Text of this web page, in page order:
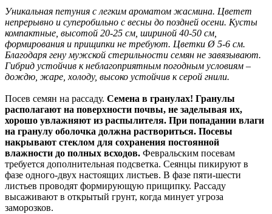
Уникальная петуния с легким ароматом жасмина. Цветет
непрерывно и суперобильно с весны до поздней осени. Кусты
компактные, высотой 20-25 см, шириной 40-50 см,
формирования и прищипки не требуют. Цветки Ø 5-6 см.
Благодаря гену мужской стерильности семян не завязывают.
Гибрид устойчив к неблагоприятным погодным условиям –
дождю, жаре, холоду, высоко устойчив к серой гнили.
Посев семян на рассаду. Семена в гранулах! Гранулы
располагают на поверхности почвы, не заделывая их,
хорошо увлажняют из распылителя. При попадании влаги
на гранулу оболочка должна раствориться. Посевы
накрывают стеклом для сохранения постоянной
влажности до полных всходов. Февральским посевам
требуется дополнительная подсветка. Сеянцы пикируют в
фазе одного-двух настоящих листьев. В фазе пяти-шести
листьев проводят формирующую прищипку. Рассаду
высаживают в открытый грунт, когда минует угроза
заморозков.